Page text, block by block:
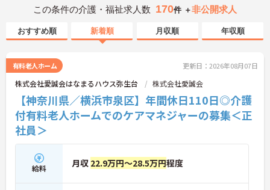
この条件の介護・福祉求人数 170件 ＋非公開求人
おすすめ順 新着順 月収順 年収順
有料老人ホーム 更新日：2026年08月07日
株式会社愛誠会はなまるハウス弥生台 株式会社愛誠会
【神奈川県／横浜市泉区】年間休日110日◎介護
付有料老人ホームでのケアマネジャーの募集＜正
社員＞
給料 月収 22.9万円～28.5万円程度